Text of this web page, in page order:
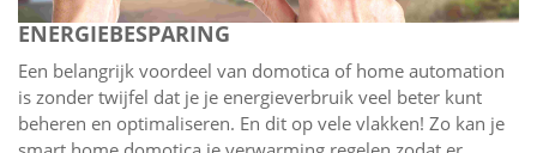
ENERGIEBESPARING
Een belangrijk voordeel van domotica of home automation
is zonder twijfel dat je je energieverbruik veel beter kunt
beheren en optimaliseren. En dit op vele vlakken! Zo kan je